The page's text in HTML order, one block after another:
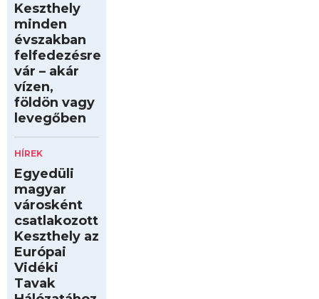
Keszthely
minden
évszakban
felfedezésre
vár – akár
vízen,
földön vagy
levegőben
HÍREK
Egyedüli
magyar
városként
csatlakozott
Keszthely az
Európai
Vidéki
Tavak